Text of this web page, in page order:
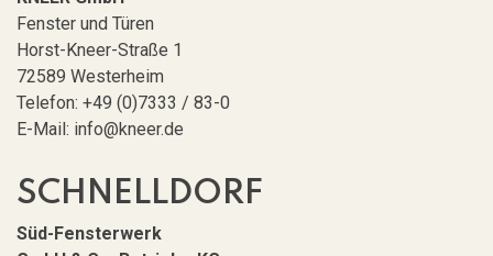
Fenster und Türen
Horst-Kneer-Straße 1
72589 Westerheim
Telefon: +49 (0)7333 / 83-0
E-Mail: info@kneer.de
SCHNELLDORF
Süd-Fensterwerk